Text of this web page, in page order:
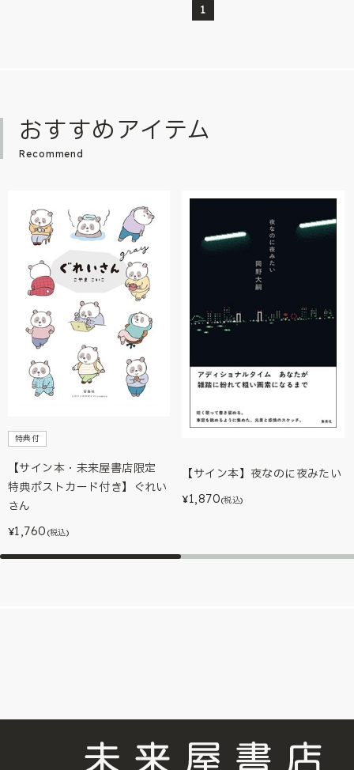
1
おすすめアイテム
Recommend
特典付
【サイン本・未来屋書店限定
特典ポストカード付き】ぐれい
さん
¥1,760 (税込)
【サイン本】夜なのに夜みたい
¥1,870(税込)